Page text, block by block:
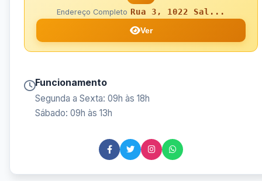
Endereço Completo Rua 3, 1022 Sal...
Ver
Funcionamento
Segunda a Sexta: 09h às 18h
Sábado: 09h às 13h